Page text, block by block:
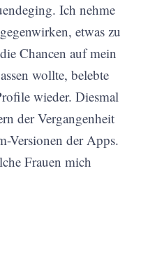
Ich nehme
etwas zu
Chancen auf mein
wollte, belebte
wieder. Diesmal
der Vergangenheit
Versionen der Apps.
Frauen mich